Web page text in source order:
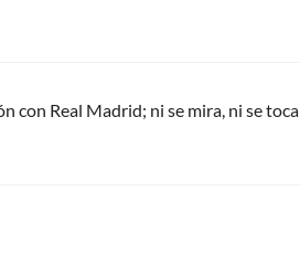
con Real Madrid; ni se mira, ni se toca